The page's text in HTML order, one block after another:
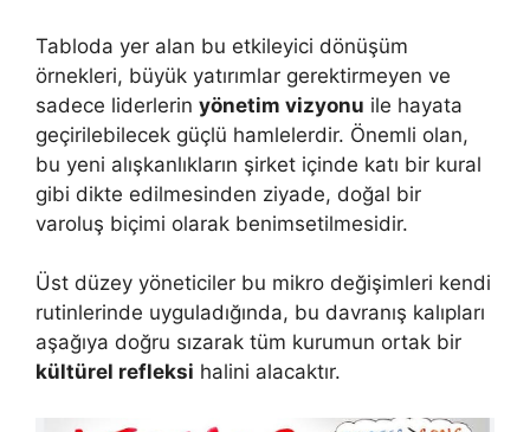
Tabloda yer alan bu etkileyici dönüşüm
örnekleri, büyük yatırımlar gerektirmeyen ve
sadece liderlerin yönetim vizyonu ile hayata
geçirilebilecek güçlü hamlelerdir. Önemli olan,
bu yeni alışkanlıkların şirket içinde katı bir kural
gibi dikte edilmesinden ziyade, doğal bir
varoluş biçimi olarak benimsetilmesidir.
Üst düzey yöneticiler bu mikro değişimleri kendi
rutinlerinde uyguladığında, bu davranış kalıpları
aşağıya doğru sızarak tüm kurumun ortak bir
kültürel refleksi halini alacaktır.